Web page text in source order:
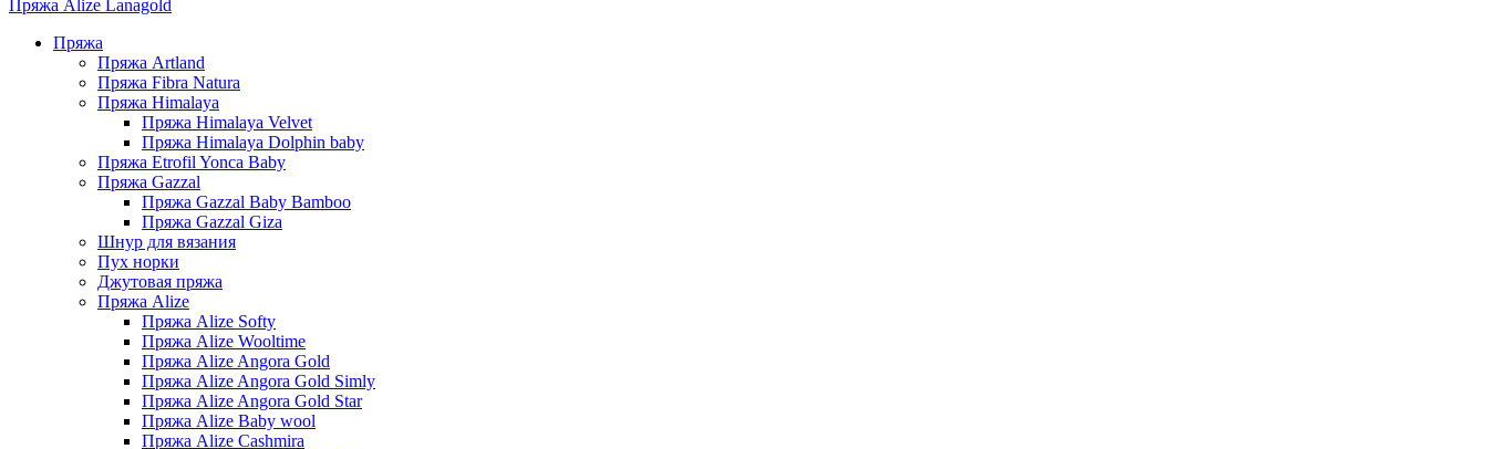
Пряжа Alize Lanagold
Пряжа
Пряжа Artland
Пряжа Fibra Natura
Пряжа Himalaya
Пряжа Himalaya Velvet
Пряжа Himalaya Dolphin baby
Пряжа Etrofil Yonca Baby
Пряжа Gazzal
Пряжа Gazzal Baby Bamboo
Пряжа Gazzal Giza
Шнур для вязания
Пух норки
Джутовая пряжа
Пряжа Alize
Пряжа Alize Softy
Пряжа Alize Wooltime
Пряжа Alize Angora Gold
Пряжа Alize Angora Gold Simly
Пряжа Alize Angora Gold Star
Пряжа Alize Baby wool
Пряжа Alize Cashmira